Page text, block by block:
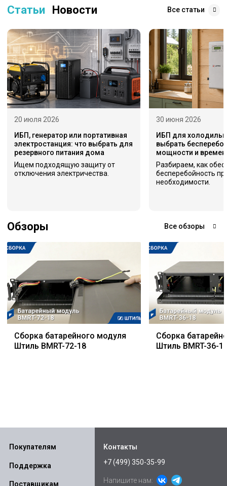
Статьи Новости Все статьи
20 июля 2026
ИБП, генератор или портативная
электростанция: что выбрать для
резервного питания дома
Ищем подходящую защиту от
отключения электричества.
30 июня 2026
ИБП для
выбрать
мощности и
Разбираем, как
бесперебойность
необходимости.
Обзоры Все обзоры
Сборка батарейного модуля
Штиль BMRT-72-18
Сборка
Штиль BMRT-36-
Покупателям
Поддержка
Поставщикам
Контакты
+7 (499) 350-35-99
Напишите нам: